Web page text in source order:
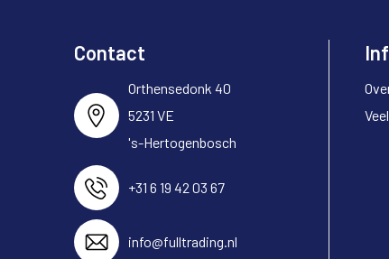
Contact
Orthensedonk 40
5231 VE
's-Hertogenbosch
+31 6 19 42 03 67
info@fulltrading.nl